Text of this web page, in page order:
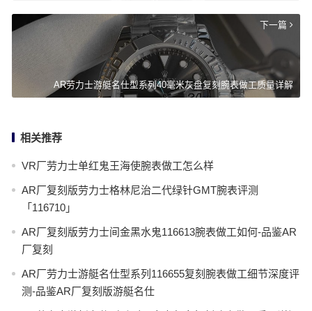
下一篇
AR劳力士游艇名仕型系列40毫米灰盘复刻腕表做工质量详解
相关推荐
VR厂劳力士单红鬼王海使腕表做工怎么样
AR厂复刻版劳力士格林尼治二代绿针GMT腕表评测
「116710」
AR厂复刻版劳力士间金黑水鬼116613腕表做工如何-品鉴AR
厂复刻
AR厂劳力士游艇名仕型系列116655复刻腕表做工细节深度评
测-品鉴AR厂复刻版游艇名仕